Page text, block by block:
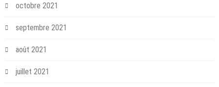
octobre 2021
septembre 2021
août 2021
juillet 2021